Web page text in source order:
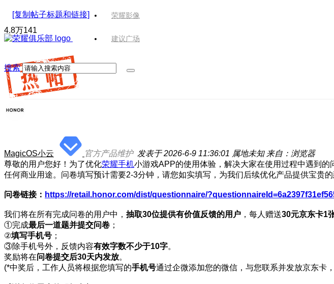
荣耀影像
建议广场
搜索
[复制帖子标题和链接]
4.8万141
MagicOS小云 官方产品维护 发表于 2026-6-9 11:36:01 属地未知 来自：浏览器
尊敬的用户您好！为了优化荣耀手机小游戏APP的使用体验，解决大家在使用过程中遇到
任何商业用途。问卷填写预计需要2-3分钟，请您如实填写，为我们后续优化产品提供宝贵的
问卷链接： https://retail.honor.com/dist/questionnaire/
我们将在所有完成问卷的用户中， 抽取30位提供有价值反馈的用户 ，每人赠送30元京东卡1
①完成最后一道题并提交问卷 ；
②填写手机号 ；
③除手机号外，反馈内容有效字数不少于10字。
奖励将在问卷提交后30天内发放。
(*中奖后，工作人员将根据您填写的手机号通过企微添加您的微信，与您联系并发放京东卡